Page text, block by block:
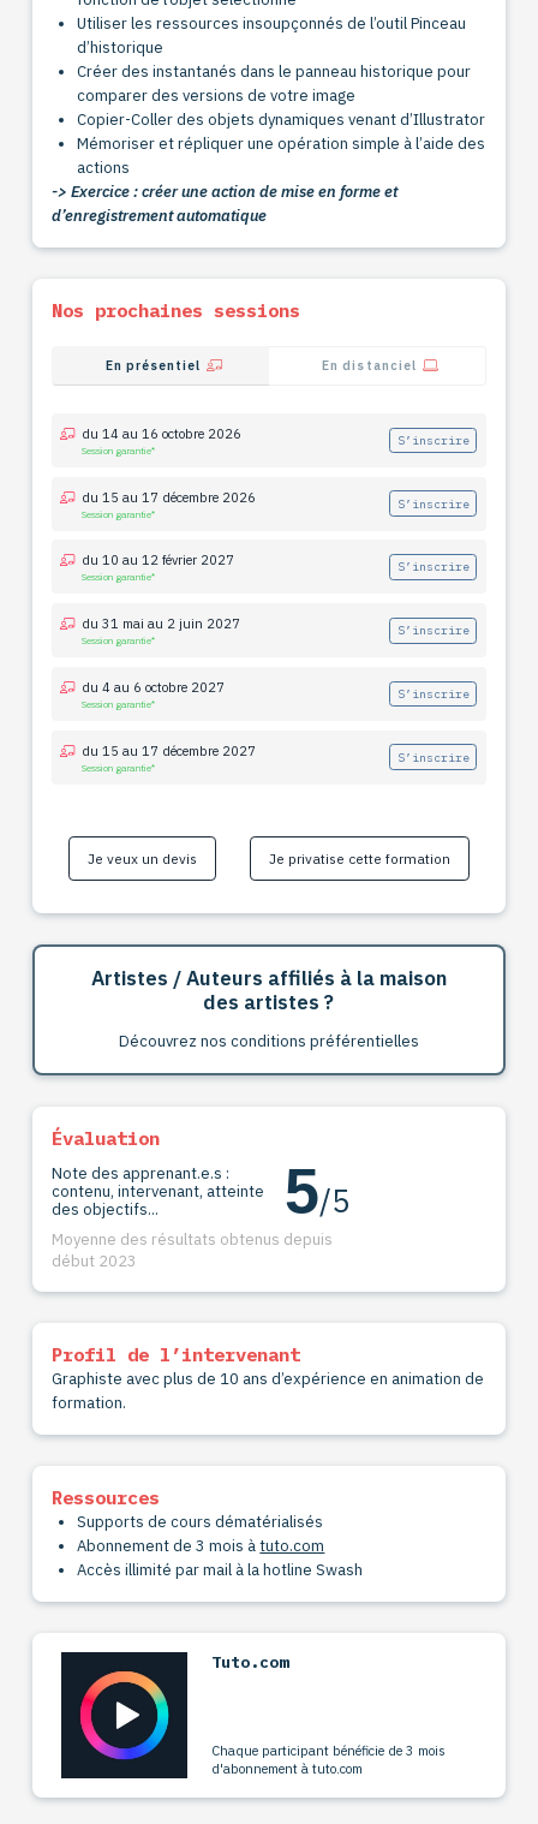
Utiliser les ressources insoupçonnés de l’outil Pinceau
d’historique
Créer des instantanés dans le panneau historique pour
comparer des versions de votre image
Copier-Coller des objets dynamiques venant d’Illustrator
Mémoriser et répliquer une opération simple à l’aide des
actions
-> Exercice : créer une action de mise en forme et
d’enregistrement automatique
Nos prochaines sessions
En présentiel En distanciel
du 14 au 16 octobre 2026
Session garantie*
S’inscrire
du 15 au 17 décembre 2026
Session garantie*
S’inscrire
du 10 au 12 février 2027
Session garantie*
S’inscrire
du 31 mai au 2 juin 2027
Session garantie*
S’inscrire
du 4 au 6 octobre 2027
Session garantie*
S’inscrire
du 15 au 17 décembre 2027
Session garantie*
S’inscrire
Je veux un devis Je privatise cette formation
Artistes / Auteurs affiliés à la maison
des artistes ?
Découvrez nos conditions préférentielles
Évaluation
Note des apprenant.e.s :
contenu, intervenant, atteinte
des objectifs...
5/5
Moyenne des résultats obtenus depuis
début 2023
Profil de l’intervenant
Graphiste avec plus de 10 ans d’expérience en animation de
formation.
Ressources
Supports de cours dématérialisés
Abonnement de 3 mois àtuto.com
Accès illimité par mail à la hotline Swash
Tuto.com
Chaque participant bénéficie de 3 mois
d'abonnement à tuto.com